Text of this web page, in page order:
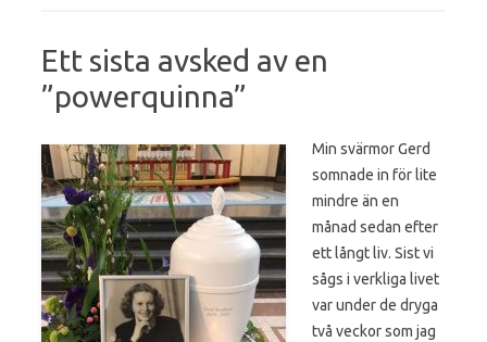
Ett sista avsked av en
”powerquinna”
Min svärmor Gerd
somnade in för lite
mindre än en
månad sedan efter
ett långt liv. Sist vi
sågs i verkliga livet
var under de dryga
två veckor som jag